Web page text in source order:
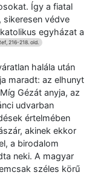
Így a fiatal
sikeresen védve
egyházat a
216-218. old.
halála után
maradt: az elhunyt
Gézát anyja, az
udvarban
értelmében
akinek ekkor
a birodalom
neki. A magyar
széles körű